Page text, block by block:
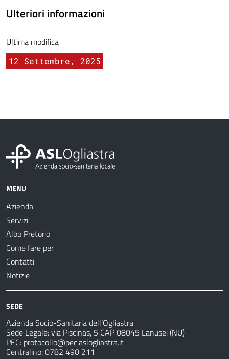
Ulteriori informazioni
Ultima modifica
12 Settembre, 2025
MENU
Azienda
Servizi
Albo Pretorio
Come fare per
Contatti
Notizie
SEDE
Azienda Socio-Sanitaria dell’Ogliastra
Sede Legale: via Piscinas, 5 CAP 08045 Lanusei (NU)
PEC: protocollo@pec.aslogliastra.it
Centralino: 0782 490 211